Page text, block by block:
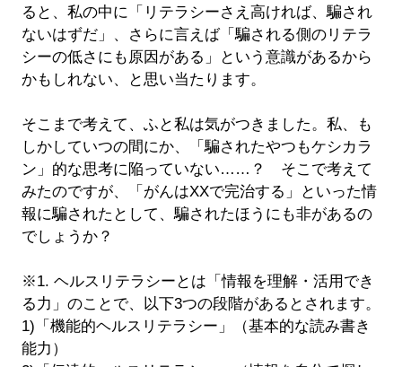
ると、私の中に「リテラシーさえ高ければ、騙され
ないはずだ」、さらに言えば「騙される側のリテラ
シーの低さにも原因がある」という意識があるから
かもしれない、と思い当たります。
そこまで考えて、ふと私は気がつきました。私、も
しかしていつの間にか、「騙されたやつもケシカラ
ン」的な思考に陥っていない……？ そこで考えて
みたのですが、「がんはXXで完治する」といった情
報に騙されたとして、騙されたほうにも非があるの
でしょうか？
※1. ヘルスリテラシーとは「情報を理解・活用でき
る力」のことで、以下3つの段階があるとされます。
1)「機能的ヘルスリテラシー」（基本的な読み書き
能力）